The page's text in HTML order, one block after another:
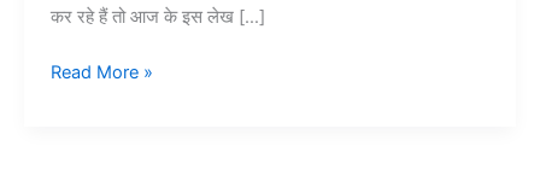
कर रहे हैं तो आज के इस लेख […]
हरिद्वार
Read More »